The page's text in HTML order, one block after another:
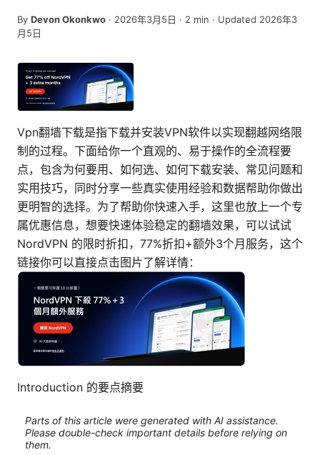
By Devon Okonkwo · 2026年3月5日 · 2 min · Updated 2026年3
月5日
Vpn翻墙下载是指下载并安装VPN软件以实现翻越网络限
制的过程。下面给你一个直观的、易于操作的全流程要
点，包含为何要用、如何选、如何下载安装、常见问题和
实用技巧，同时分享一些真实使用经验和数据帮助你做出
更明智的选择。为了帮助你快速入手，这里也放上一个专
属优惠信息，想要快速体验稳定的翻墙效果，可以试试
NordVPN 的限时折扣，77%折扣+额外3个月服务，这个
链接你可以直接点击图片了解详情：
Introduction 的要点摘要
Parts of this article were generated with AI assistance.
Please double-check important details before relying on
them.